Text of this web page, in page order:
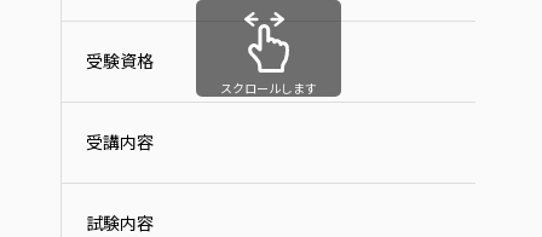
受験資格
受講内容
試験内容
スクロールします